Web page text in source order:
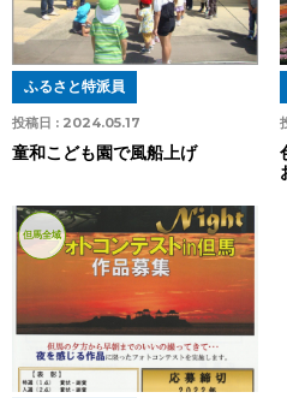
投稿日 : 2024.05.17
ふるさと特派員
童和こども園で風船上げ
但馬全域